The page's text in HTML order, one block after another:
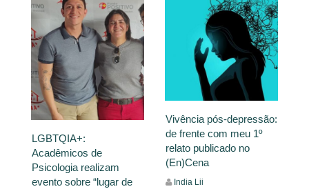
LGBTQIA+:
Acadêmicos de
Psicologia realizam
evento sobre “lugar de
Vivência pós-depressão:
de frente com meu 1º
relato publicado no
(En)Cena
India Lii